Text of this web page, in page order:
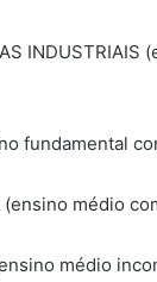
fundamental
(ensino médio
médio